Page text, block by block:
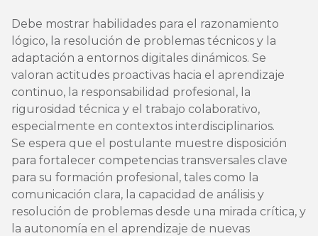
Debe mostrar habilidades para el razonamiento
lógico, la resolución de problemas técnicos y la
adaptación a entornos digitales dinámicos. Se
valoran actitudes proactivas hacia el aprendizaje
continuo, la responsabilidad profesional, la
rigurosidad técnica y el trabajo colaborativo,
especialmente en contextos interdisciplinarios.
Se espera que el postulante muestre disposición
para fortalecer competencias transversales clave
para su formación profesional, tales como la
comunicación clara, la capacidad de análisis y
resolución de problemas desde una mirada crítica, y
la autonomía en el aprendizaje de nuevas